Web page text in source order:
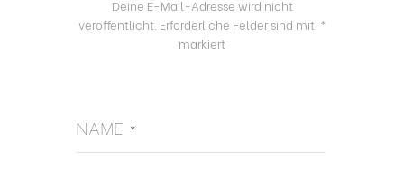
Deine E-Mail-Adresse wird nicht
veröffentlicht. Erforderliche Felder sind mit *
markiert
NAME *